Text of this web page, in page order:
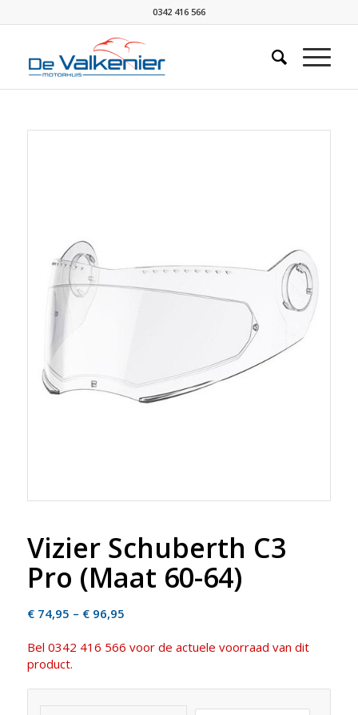
0342 416 566
Vizier Schuberth C3
Pro (Maat 60-64)
€74,95 – €96,95Price
€ 74,95
€ 96,95
Bel 0342 416 566 voor de actuele voorraad van dit
product.